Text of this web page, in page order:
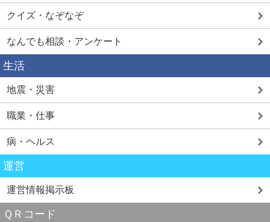
クイズ・なぞなぞ
なんでも相談・アンケート
生活
地震・災害
職業・仕事
病・ヘルス
運営
運営情報掲示板
ＱＲコード